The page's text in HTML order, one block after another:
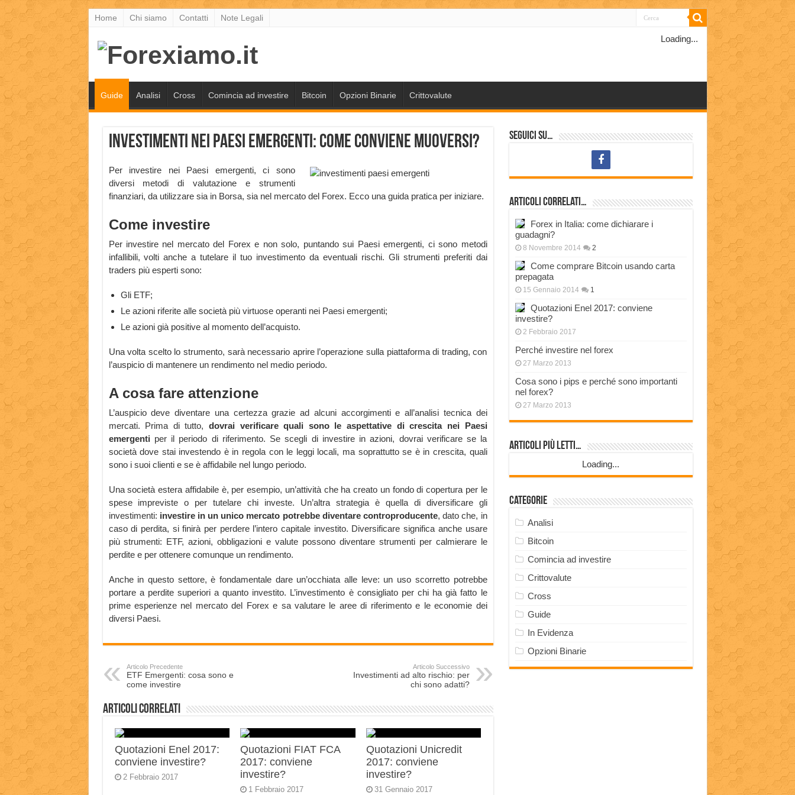
Home Chi siamo Contatti Note Legali
Loading...
Guide Analisi Cross Comincia ad investire Bitcoin Opzioni Binarie Crittovalute
Investimenti nei Paesi emergenti: come conviene muoversi?
Per investire nei Paesi emergenti, ci sono
diversi metodi di valutazione e strumenti
finanziari, da utilizzare sia in Borsa, sia nel mercato del Forex. Ecco una guida pratica per iniziare.
Come investire
Per investire nel mercato del Forex e non solo, puntando sui Paesi emergenti, ci sono metodi
infallibili, volti anche a tutelare il tuo investimento da eventuali rischi. Gli strumenti preferiti dai
traders più esperti sono:
Gli ETF;
Le azioni riferite alle società più virtuose operanti nei Paesi emergenti;
Le azioni già positive al momento dell’acquisto.
Una volta scelto lo strumento, sarà necessario aprire l’operazione sulla piattaforma di trading, con
l’auspicio di mantenere un rendimento nel medio periodo.
A cosa fare attenzione
L’auspicio deve diventare una certezza grazie ad alcuni accorgimenti e all’analisi tecnica dei
mercati. Prima di tutto, dovrai verificare quali sono le aspettative di crescita nei Paesi
emergenti per il periodo di riferimento. Se scegli di investire in azioni, dovrai verificare se la
società dove stai investendo è in regola con le leggi locali, ma soprattutto se è in crescita, quali
sono i suoi clienti e se è affidabile nel lungo periodo.
Una società estera affidabile è, per esempio, un’attività che ha creato un fondo di copertura per le
spese impreviste o per tutelare chi investe. Un’altra strategia è quella di diversificare gli
investimenti: investire in un unico mercato potrebbe diventare controproducente, dato che, in
caso di perdita, si finirà per perdere l’intero capitale investito. Diversificare significa anche usare
più strumenti: ETF, azioni, obbligazioni e valute possono diventare strumenti per calmierare le
perdite e per ottenere comunque un rendimento.
Anche in questo settore, è fondamentale dare un’occhiata alle leve: un uso scorretto potrebbe
portare a perdite superiori a quanto investito. L’investimento è consigliato per chi ha già fatto le
prime esperienze nel mercato del Forex e sa valutare le aree di riferimento e le economie dei
diversi Paesi.
Articolo Precedente
ETF Emergenti: cosa sono e
come investire
Articolo Successivo
Investimenti ad alto rischio: per
chi sono adatti?
Articoli correlati
Quotazioni Enel 2017:
conviene investire?
2 Febbraio 2017
Quotazioni FIAT FCA
2017: conviene
investire?
1 Febbraio 2017
Quotazioni Unicredit
2017: conviene
investire?
31 Gennaio 2017
Seguici su…
Articoli correlati…
Forex in Italia: come dichiarare i
guadagni?
8 Novembre 2014 2
Come comprare Bitcoin usando carta
prepagata
15 Gennaio 2014 1
Quotazioni Enel 2017: conviene
investire?
2 Febbraio 2017
Perché investire nel forex
27 Marzo 2013
Cosa sono i pips e perché sono importanti
nel forex?
27 Marzo 2013
Articoli più Letti…
Loading...
Categorie
Analisi
Bitcoin
Comincia ad investire
Crittovalute
Cross
Guide
In Evidenza
Opzioni Binarie